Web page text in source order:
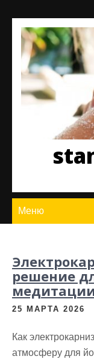
содержимому
Меню
решение
25 МАРТА 2026
Как
атмосферу для